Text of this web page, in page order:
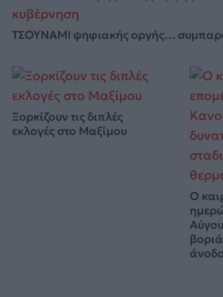
ΤΣΟΥΝΑΜΙ ψηφιακής οργής…
Ξορκίζουν τις διπλές
εκλογές στο Μαξίμου
Ο